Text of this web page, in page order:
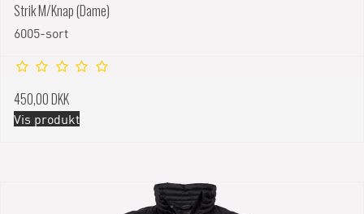
Strik M/Knap (Dame)
6005-sort
450,00 DKK
Vis produkt